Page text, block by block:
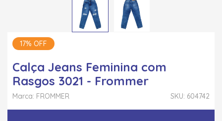
17% OFF
Calça Jeans Feminina com
Rasgos 3021 - Frommer
SKU: 604742
Marca: FROMMER